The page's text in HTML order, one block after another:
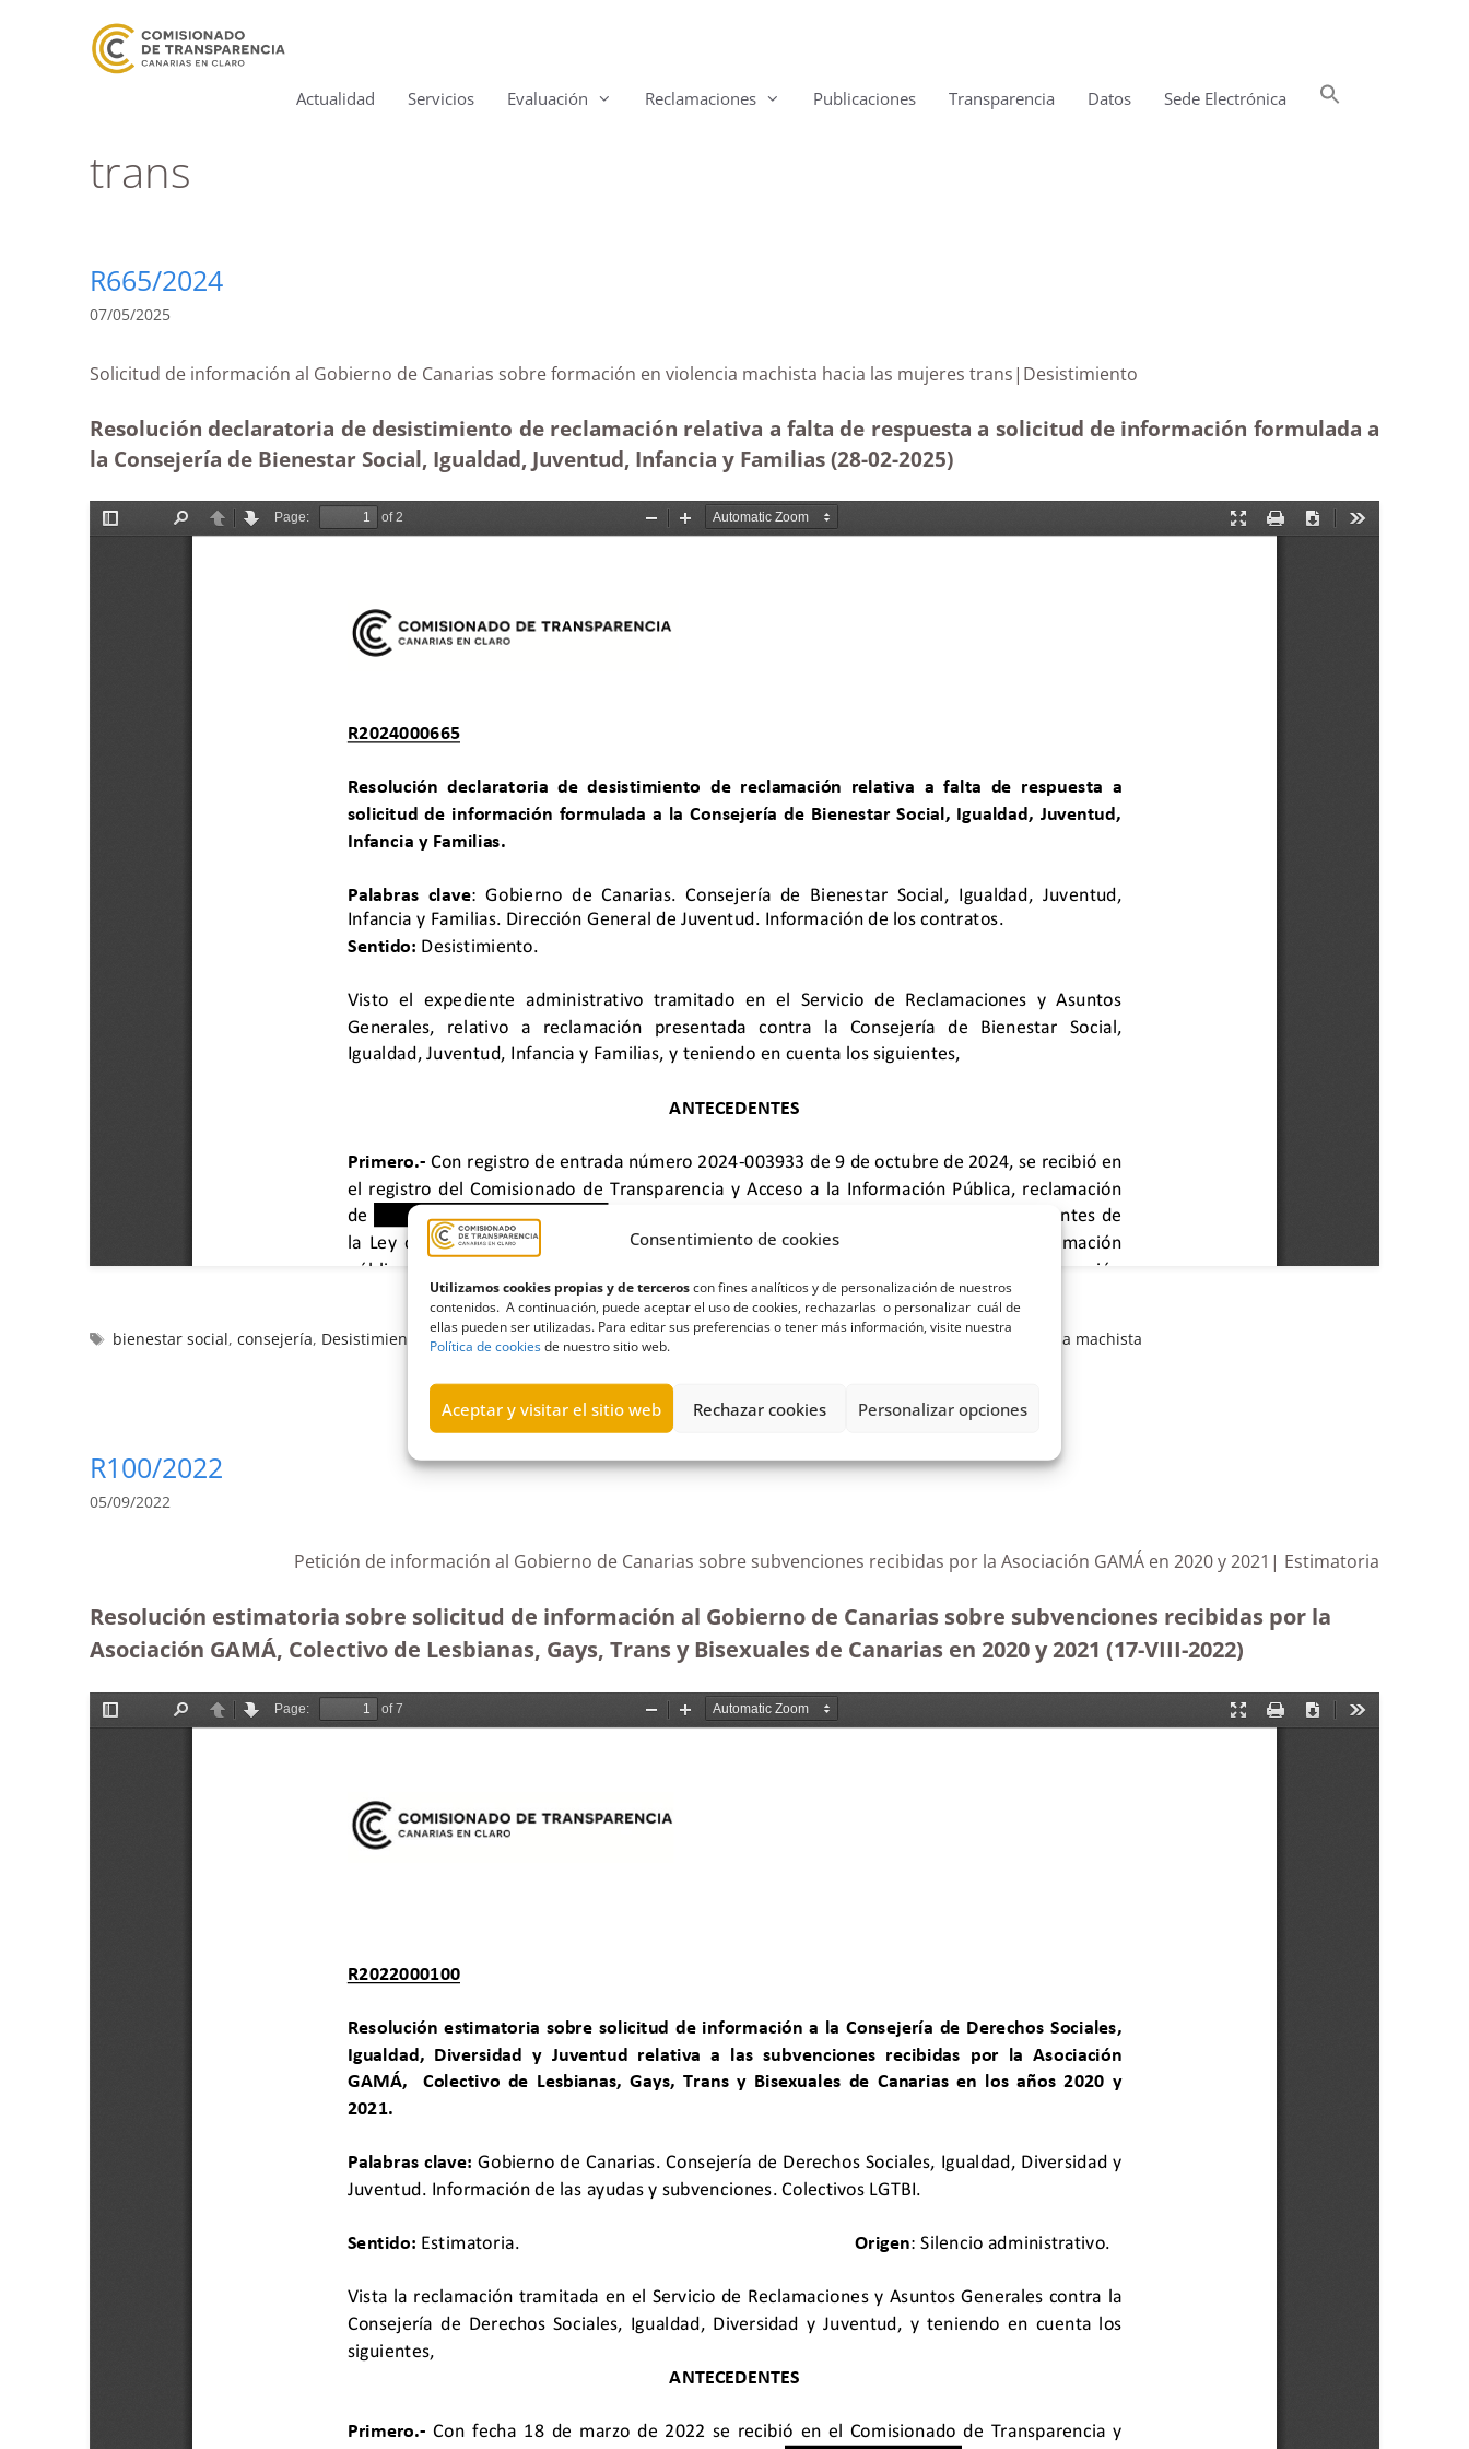
Consentimiento de cookies
Utilizamos cookies propias y de terceroscon fines analíticos y de personalización de nuestros
contenidos. A continuación, puede aceptar el uso de cookies, rechazarlas o personalizar cuál de
ellas pueden ser utilizadas. Para editar sus preferencias o tener más información, visite nuestra
Política de cookiesde nuestro sitio web.
Aceptar y visitar el sitio web Rechazar cookies Personalizar opciones
Actualidad Servicios Evaluación Reclamaciones Publicaciones Transparencia Datos Sede Electrónica
trans
R665/2024
07/05/2025
Solicitud de información al Gobierno de Canarias sobre formación en violencia machista hacia las mujeres trans|Desistimiento
Resolución declaratoria de desistimiento de reclamación relativa a falta de respuesta a solicitud de información formulada a
la Consejería de Bienestar Social, Igualdad, Juventud, Infancia y Familias (28-02-2025)
bienestar social,consejería, Desistimiento ,familias,formación,Gobierno de Canarias,infancia, juventud,mujeres,trans,violencia machista
R100/2022
05/09/2022
Petición de información al Gobierno de Canarias sobre subvenciones recibidas por la Asociación GAMÁ en 2020 y 2021| Estimatoria
Resolución estimatoria sobre solicitud de información al Gobierno de Canarias sobre subvenciones recibidas por la
Asociación GAMÁ, Colectivo de Lesbianas, Gays, Trans y Bisexuales de Canarias en 2020 y 2021 (17-VIII-2022)